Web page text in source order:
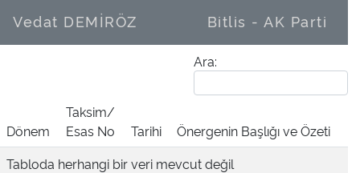
Vedat DEMİRÖZ Bitlis - AK Parti
Ara:
Dönem
Taksim/
Esas No
Tarihi
Önergenin Başlığı ve Özeti
Tabloda herhangi bir veri mevcut değil